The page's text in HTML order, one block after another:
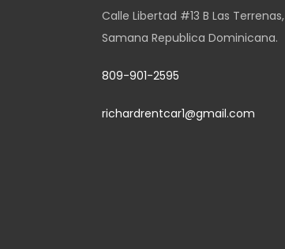
Calle Libertad #13 B Las Terrenas,
Samana Republica Dominicana.
809-901-2595
richardrentcar1@gmail.com